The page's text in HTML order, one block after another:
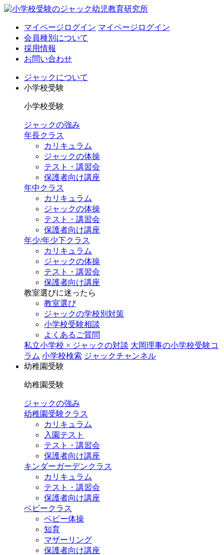
マイページログイン マイページログイン
会員種別について
採用情報
お問い合わせ
ジャックについて
小学校受験
小学校受験
ジャックの強み
年長クラス
カリキュラム
ジャックの体操
テスト・講習会
保護者向け講座
年中クラス
カリキュラム
ジャックの体操
テスト・講習会
保護者向け講座
年少/年少下クラス
カリキュラム
ジャックの体操
テスト・講習会
保護者向け講座
教室選びに迷ったら
教室選び
ジャックの学校別対策
小学校受験相談
よくあるご質問
私立小学校 × ジャックの対談 大岡理事の小学校受験コ
ラム 小学校検索 ジャックチャンネル
幼稚園受験
幼稚園受験
ジャックの強み
幼稚園受験クラス
カリキュラム
入園テスト
テスト・講習会
保護者向け講座
キンダーガーデンクラス
カリキュラム
テスト・講習会
保護者向け講座
ベビークラス
ベビー体操
知育
マザーリング
保護者向け講座